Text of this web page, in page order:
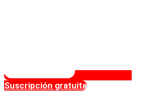
Suscripción gratuita